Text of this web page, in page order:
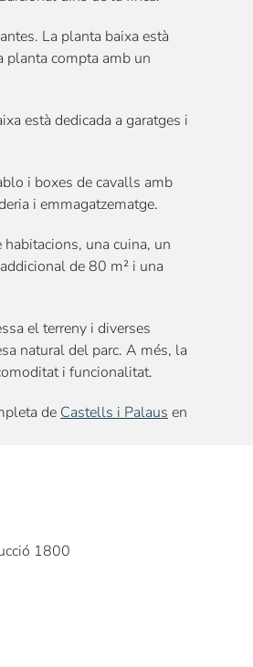
La planta baixa està
planta compta amb un
està dedicada a garatges i
i boxes de cavalls amb
i emmagatzematge.
una cuina, un
de 80 m² i una
el terreny i diverses
natural del parc. A més, la
i funcionalitat.
de Castells i Palaus en
1800